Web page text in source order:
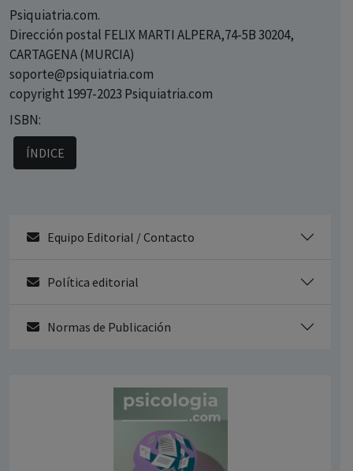
Psiquiatria.com.
Dirección postal FELIX MARTI ALPERA,74-5B 30204,
CARTAGENA (MURCIA)
soporte@psiquiatria.com
copyright 1997-2023 Psiquiatria.com
ISBN:
ÍNDICE
Equipo Editorial / Contacto
Política editorial
Normas de Publicación